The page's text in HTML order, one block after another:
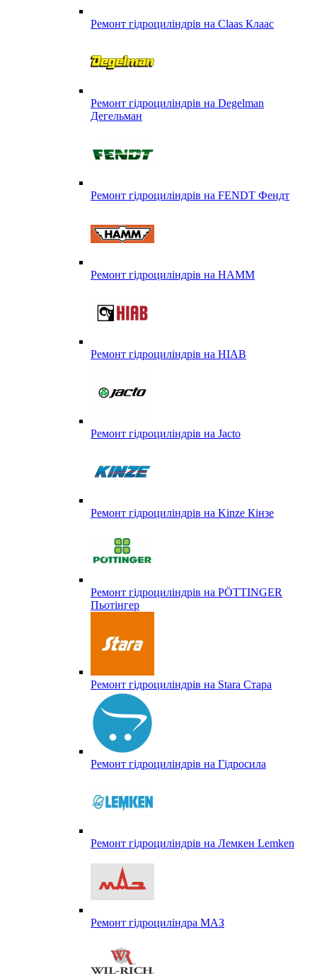
Ремонт гідроциліндрів на Claas Клаас
Ремонт гідроциліндрів на Degelman
Дегельман
Ремонт гідроциліндрів на FENDT Фендт
Ремонт гідроциліндрів на HAMM
Ремонт гідроциліндрів на HIAB
Ремонт гідроциліндрів на Jacto
Ремонт гідроциліндрів на Kinze Кінзе
Ремонт гідроциліндрів на PÖTTINGER
Пьотінгер
Ремонт гідроциліндрів на Stara Стара
Ремонт гідроциліндрів на Гідросила
Ремонт гідроциліндрів на Лемкен Lemken
Ремонт гідроциліндра МАЗ